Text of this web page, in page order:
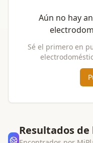
Aún no hay
Sé el primero en
Resultados de